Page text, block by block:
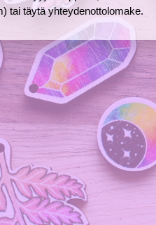
tai täytä yhteydenottolomake.